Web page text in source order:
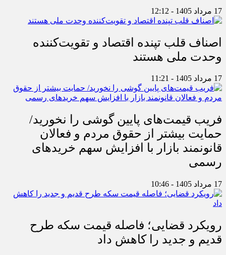
17 مرداد 1405 - 12:12
اصناف قلب تپنده اقتصاد و تقویت‌کننده
وحدت ملی هستند
17 مرداد 1405 - 11:21
فریب قیمت‌های پایین گوشی را نخورید/
حمایت بیشتر از حقوق مردم و فعالان
قانونمند بازار با افزایش سهم خریدهای
رسمی
17 مرداد 1405 - 10:46
رویکرد قضایی؛ فاصله قیمت سکه طرح
قدیم و جدید را کاهش داد